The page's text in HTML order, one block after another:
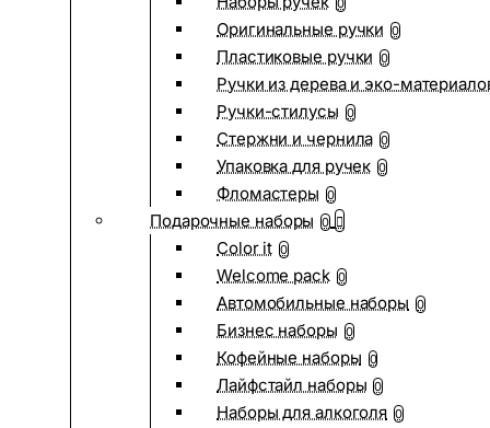
0
Оригинальные ручки 0
Пластиковые ручки 0
Ручки из дерева и эко-
Ручки-стилусы 0
Стержни и чернила 0
Упаковка для ручек 0
Фломастеры 0
Подарочные наборы 0
Color it 0
Welcome pack 0
Автомобильные наборы 0
Бизнес наборы 0
Кофейные наборы 0
Лайфстайл наборы 0
Наборы для алкоголя 0